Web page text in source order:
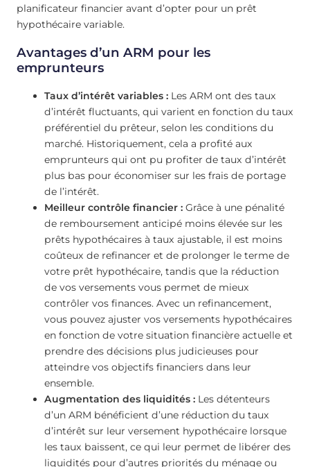
planificateur financier avant d’opter pour un prêt
hypothécaire variable.
Avantages d’un ARM pour les
emprunteurs
Taux d’intérêt variables : Les ARM ont des taux
d’intérêt fluctuants, qui varient en fonction du taux
préférentiel du prêteur, selon les conditions du
marché. Historiquement, cela a profité aux
emprunteurs qui ont pu profiter de taux d’intérêt
plus bas pour économiser sur les frais de portage
de l’intérêt.
Meilleur contrôle financier : Grâce à une pénalité
de remboursement anticipé moins élevée sur les
prêts hypothécaires à taux ajustable, il est moins
coûteux de refinancer et de prolonger le terme de
votre prêt hypothécaire, tandis que la réduction
de vos versements vous permet de mieux
contrôler vos finances. Avec un refinancement,
vous pouvez ajuster vos versements hypothécaires
en fonction de votre situation financière actuelle et
prendre des décisions plus judicieuses pour
atteindre vos objectifs financiers dans leur
ensemble.
Augmentation des liquidités : Les détenteurs
d’un ARM bénéficient d’une réduction du taux
d’intérêt sur leur versement hypothécaire lorsque
les taux baissent, ce qui leur permet de libérer des
liquidités pour d’autres priorités du ménage ou